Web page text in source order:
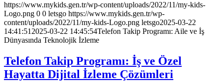
https://www.mykids.gen.tr/wp-content/uploads/2022/11/my-kids-
Logo.png 0 0 letsgo https://www.mykids.gen.tr/wp-
content/uploads/2022/11/my-kids-Logo.png letsgo2025-03-22
14:41:51 2025-03-22 14:45:54Telefon Takip Programı: Aile ve İş
Dünyasında Teknolojik İzleme
Telefon Takip Programı: İş ve Özel
Hayatta Dijital İzleme Çözümleri